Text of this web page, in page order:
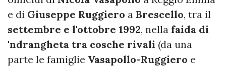
e di Giuseppe Ruggiero a Brescello, tra il
settembre e l'ottobre 1992, nella faida di
'ndrangheta tra cosche rivali (da una
parte le famiglie Vasapollo-Ruggiero e